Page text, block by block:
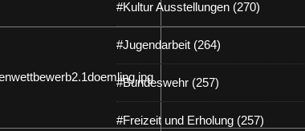
#Kultur Ausstellungen (270)
#Jugendarbeit (264)
#Bundeswehr (257)
#Freizeit und Erholung (257)